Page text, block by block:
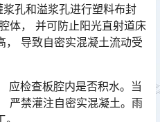
浆孔和溢浆孔进行塑料布封
体， 并可防止阳光直射道床
， 导致自密实混凝土流动受
应检查板腔内是否积水。当
严禁灌注自密实混凝土。雨